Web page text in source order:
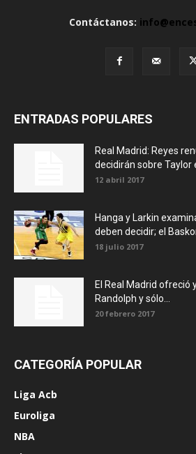
Contáctanos:
ENTRADAS POPULARES
Real Madrid: Reyes
decidirán sobre Taylor
12 abril 2017
Hanga y Larkin
deben decidir; el
18 julio 2017
El Real Madrid ofreció
Randolph y sólo...
20 febrero 2017
CATEGORÍA POPULAR
Liga Acb
Euroliga
NBA